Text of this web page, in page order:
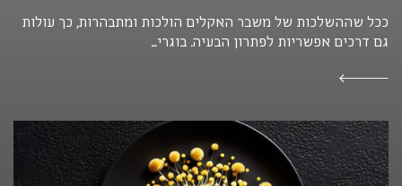
ככל שההשלכות של משבר האקלים הולכות ומתבהרות, כך עולות
גם דרכים אפשריות לפתרון הבעיה. בוגרי...